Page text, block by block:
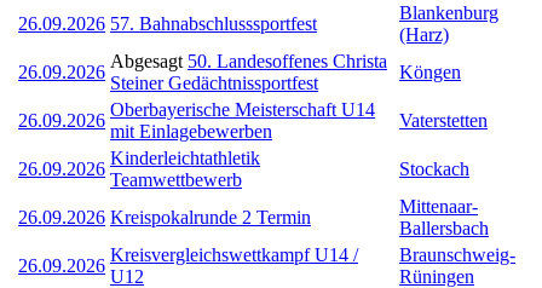
26.09.2026 57. Bahnabschlusssportfest
Blankenburg
(Harz)
26.09.2026
Abgesagt 50. Landesoffenes Christa
Steiner Gedächtnissportfest
Köngen
26.09.2026
Oberbayerische Meisterschaft U14
mit Einlagebewerben
Vaterstetten
26.09.2026
Kinderleichtathletik
Teamwettbewerb
Stockach
26.09.2026 Kreispokalrunde 2 Termin
Mittenaar-
Ballersbach
26.09.2026
Kreisvergleichswettkampf U14 /
U12
Braunschweig-
Rüningen